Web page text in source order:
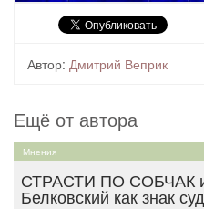
Автор: Дмитрий Веприк
Ещё от автора
Мнения
СТРАСТИ ПО СОБЧАК
Белковский как знак